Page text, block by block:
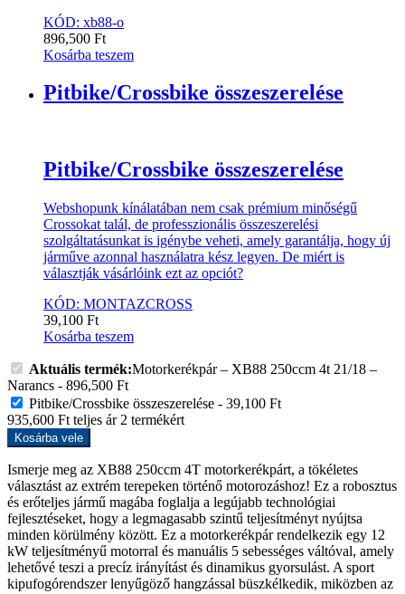
KÓD: xb88-o
896,500 Ft
Kosárba teszem
Pitbike/Crossbike összeszerelése
Pitbike/Crossbike összeszerelése
Webshopunk kínálatában nem csak prémium minőségű
Crossokat talál, de professzionális összeszerelési
szolgáltatásunkat is igénybe veheti, amely garantálja, hogy új
járműve azonnal használatra kész legyen. De miért is
választják vásárlóink ezt az opciót?
KÓD: MONTAZCROSS
39,100 Ft
Kosárba teszem
Aktuális termék:Motorkerékpár – XB88 250ccm 4t 21/18 –
Narancs - 896,500 Ft
Pitbike/Crossbike összeszerelése - 39,100 Ft
935,600 Ft teljes ár 2 termékért
Kosárba vele
Ismerje meg az XB88 250ccm 4T motorkerékpárt, a tökéletes
választást az extrém terepeken történő motorozáshoz! Ez a robosztus
és erőteljes jármű magába foglalja a legújabb technológiai
fejlesztéseket, hogy a legmagasabb szintű teljesítményt nyújtsa
minden körülmény között. Ez a motorkerékpár rendelkezik egy 12
kW teljesítményű motorral és manuális 5 sebességes váltóval, amely
lehetővé teszi a precíz irányítást és dinamikus gyorsulást. A sport
kipufogórendszer lenyűgöző hangzással büszkélkedik, miközben az